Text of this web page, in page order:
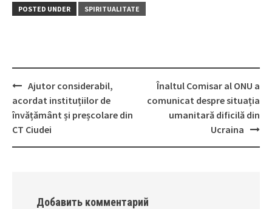
POSTED UNDER SPIRITUALITATE
Post
navigation
Ajutor considerabil,
acordat instituțiilor de
învățământ și preșcolare din
CT Ciudei
Înaltul Comisar al ONU a
comunicat despre situația
umanitară dificilă din
Ucraina
Добавить комментарий